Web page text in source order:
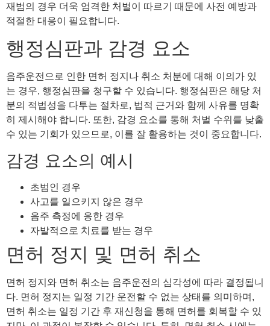
재범의 경우 더욱 엄격한 처벌이 따르기 때문에 사전 예방과
적절한 대응이 필요합니다.
행정심판과 감경 요소
음주운전으로 인한 면허 정지나 취소 처분에 대해 이의가 있
는 경우, 행정심판을 청구할 수 있습니다. 행정심판은 해당 처
분의 적법성을 다투는 절차로, 법적 근거와 함께 사유를 명확
히 제시해야 합니다. 또한, 감경 요소를 통해 처벌 수위를 낮출
수 있는 기회가 있으므로, 이를 잘 활용하는 것이 중요합니다.
감경 요소의 예시
초범인 경우
사고를 일으키지 않은 경우
음주 측정에 응한 경우
자발적으로 치료를 받는 경우
면허 정지 및 면허 취소
면허 정지와 면허 취소는 음주운전의 심각성에 따라 결정됩니
다. 면허 정지는 일정 기간 운전할 수 없는 상태를 의미하며,
면허 취소는 일정 기간 후 재신청을 통해 면허를 회복할 수 있